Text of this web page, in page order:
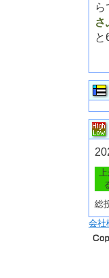
ら
さ
と
総
会社